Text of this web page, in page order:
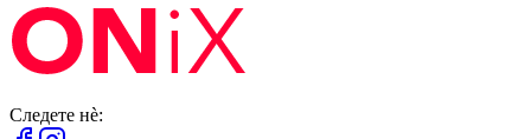
Следете нè: